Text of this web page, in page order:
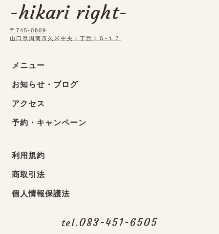
-hikari right-
〒745-0809
山口県周南市久米中央１丁目１５-１７
メニュー
お知らせ・ブログ
アクセス
予約・キャンペーン
利用規約
商取引法
個人情報保護法
tel. 083-451-6505